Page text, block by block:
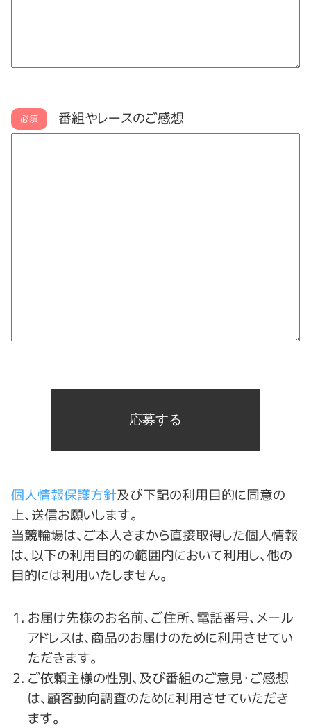
必須 番組やレースのご感想
個人情報保護方針及び下記の利用目的に同意の
上、送信お願いします。
当競輪場は、ご本人さまから直接取得した個人情報
は、以下の利用目的の範囲内において利用し、他の
目的には利用いたしません。
お届け先様のお名前、ご住所、電話番号、メール
アドレスは、商品のお届けのために利用させてい
ただきます。
ご依頼主様の性別、及び番組のご意見・ご感想
は、顧客動向調査のために利用させていただき
ます。